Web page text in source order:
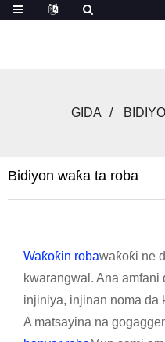
GIDA
Bidiyon waƙa ta roba
Waƙoƙin robawaƙoƙi ne
kwarangwal. Ana
injiniya, injinan noma da
A matsayina na